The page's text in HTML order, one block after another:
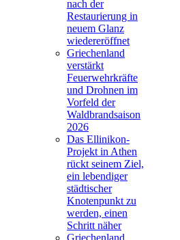
nach der
Restaurierung in
neuem Glanz
wiedereröffnet
Griechenland
verstärkt
Feuerwehrkräfte
und Drohnen im
Vorfeld der
Waldbrandsaison
2026
Das Ellinikon-
Projekt in Athen
rückt seinem Ziel,
ein lebendiger
städtischer
Knotenpunkt zu
werden, einen
Schritt näher
Griechenland